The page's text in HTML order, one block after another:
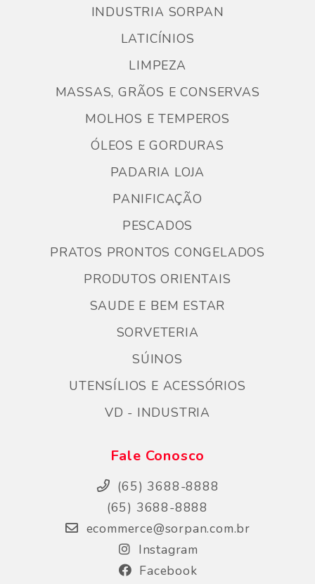
INDUSTRIA SORPAN
LATICÍNIOS
LIMPEZA
MASSAS, GRÃOS E CONSERVAS
MOLHOS E TEMPEROS
ÓLEOS E GORDURAS
PADARIA LOJA
PANIFICAÇÃO
PESCADOS
PRATOS PRONTOS CONGELADOS
PRODUTOS ORIENTAIS
SAUDE E BEM ESTAR
SORVETERIA
SÚINOS
UTENSÍLIOS E ACESSÓRIOS
VD - INDUSTRIA
Fale Conosco
(65) 3688-8888
(65) 3688-8888
ecommerce@sorpan.com.br
Instagram
Facebook